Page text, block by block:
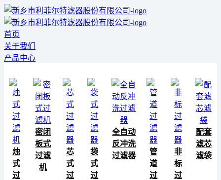
首页
关于我们
产品中心
烛
式
过
密闭
板式
过滤
机
芯
式
过
袋
式
过
全自动
反冲洗
过滤器
管
道
过
非
标
过
配套
滤芯
滤袋